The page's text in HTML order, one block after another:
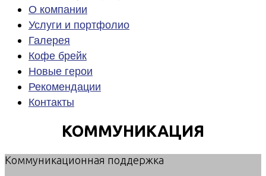
О компании
Услуги и портфолио
Галерея
Кофе брейк
Новые герои
Рекомендации
Контакты
КОММУНИКАЦИЯ
Коммуникационная поддержка